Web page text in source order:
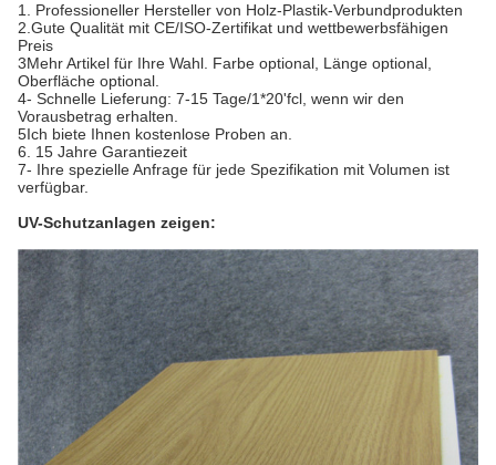
1. Professioneller Hersteller von Holz-Plastik-Verbundprodukten
2.Gute Qualität mit CE/ISO-Zertifikat und wettbewerbsfähigen
Preis
3Mehr Artikel für Ihre Wahl. Farbe optional, Länge optional,
Oberfläche optional.
4- Schnelle Lieferung: 7-15 Tage/1*20'fcl, wenn wir den
Vorausbetrag erhalten.
5Ich biete Ihnen kostenlose Proben an.
6. 15 Jahre Garantiezeit
7- Ihre spezielle Anfrage für jede Spezifikation mit Volumen ist
verfügbar.
UV-Schutzanlagen zeigen: